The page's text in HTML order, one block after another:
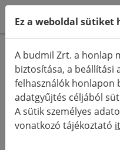
Részletes keresés
FŐOLDAL KATEGÓRIÁK
RENDEZÉS:
Ez a weboldal sütiket
A budmil Zrt. a honlap
biztosítása, a beállítási
felhasználók honlapon
adatgyűjtés céljából
A sütik személyes
vonatkozó tájékoztató